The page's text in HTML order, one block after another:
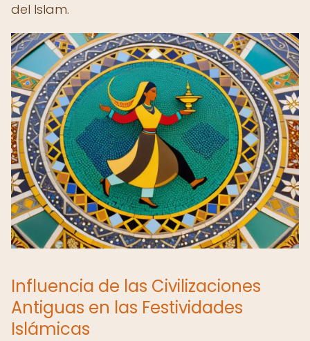
del Islam.
Influencia de las Civilizaciones
Antiguas en las Festividades
Islámicas